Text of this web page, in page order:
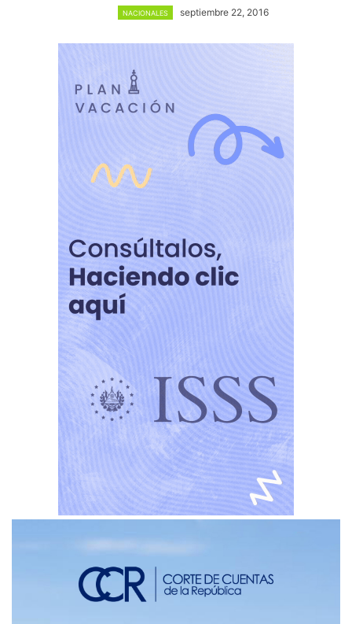
NACIONALES septiembre 22, 2016